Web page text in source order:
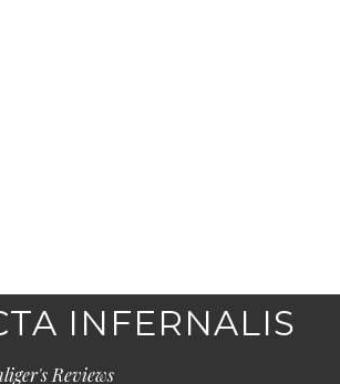
INFERNALIS
Reviews